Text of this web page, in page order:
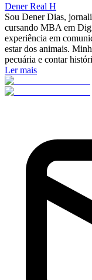
Dener Real H
Sou Dener Dias,
cursando MBA em
experiência em
estar dos animais.
pecuária e contar
Ler mais